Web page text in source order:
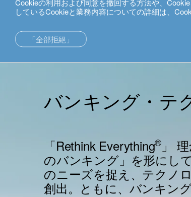
しているCookieと業務内容についての詳細は、
「全部拒絕」
香港オフィスバンキング・テ
「Rethink Everything® 」
のバンキング」を形にし
のニーズを捉え、テクノ
創出。ともに、バンキン